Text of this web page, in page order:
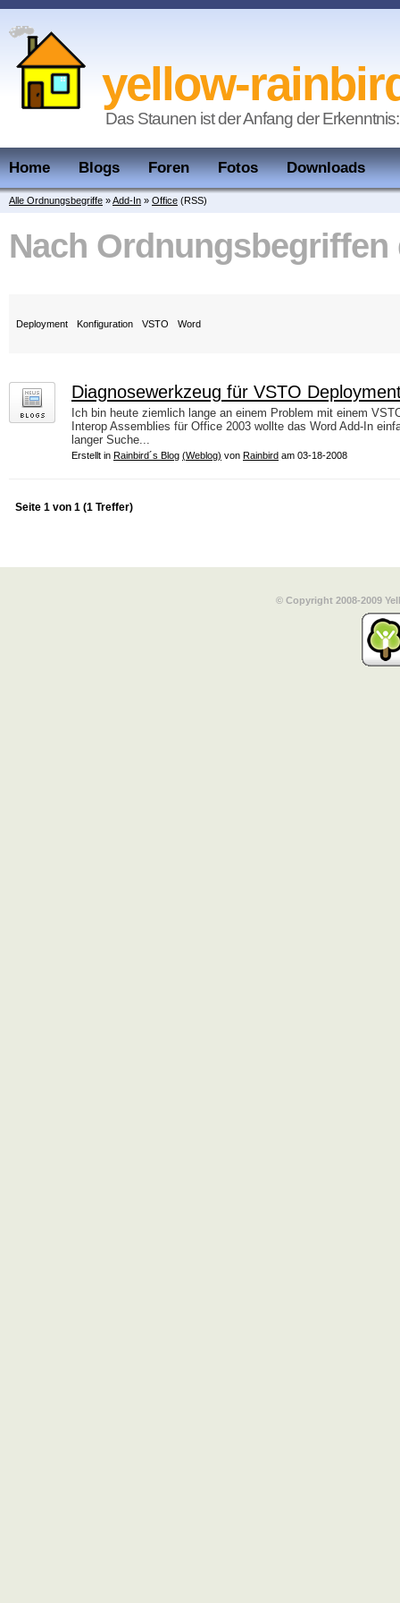
yellow-
Das Staunen ist der Anfang der
Home Blogs Foren Fotos Downloads
Alle Ordnungsbegriffe »Add-In » Office (RSS)
Nach
Deployment Konfiguration VSTO Word
Diagnosewerkzeug für VSTO
Ich bin heute ziemlich lange an einem Problem mit einem
Interop Assemblies für Office 2003 wollte das Word Add-In
langer Suche...
Erstellt in Rainbird´s Blog (Weblog) von Rainbird am 03-18-2008
Seite 1 von 1 (1 Treffer)
© Copyright 2008-2009